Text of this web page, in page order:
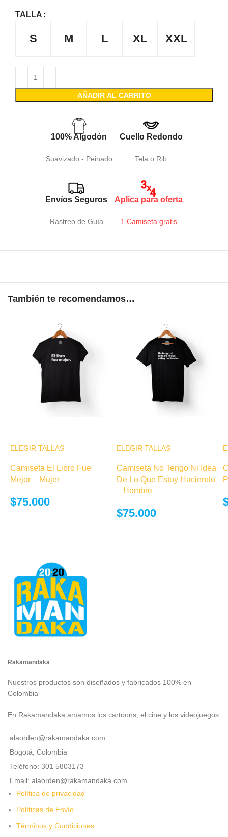
TALLA
S M L XL XXL
AÑADIR AL CARRITO
100% Algodón
Suavizado - Peinado
Cuello Redondo
Tela o Rib
Envíos Seguros
Rastreo de Guía
Aplica para oferta
1 Camiseta gratis
También te recomendamos…
ELEGIR TALLAS
variantes. Las
Camiseta El Libro Fue
Mejor – Mujer
$75.000
ELEGIR TALLAS
variantes. Las
opciones se
Camiseta No Tengo Ni Idea
De Lo Que Estoy Haciendo
– Hombre
$75.000
Rakamandaka
Nuestros productos son diseñados y fabricados 100% en
Colombia
En Rakamandaka amamos los cartoons, el cine y los videojuegos
alaorden@rakamandaka.com
Bogotá, Colombia
Teléfono: 301 5803173
Email: alaorden@rakamandaka.com
Política de privacidad
Políticas de Envío
Términos y Condiciones